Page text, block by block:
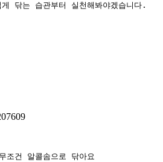
조건 알콜솜으로 닦아요